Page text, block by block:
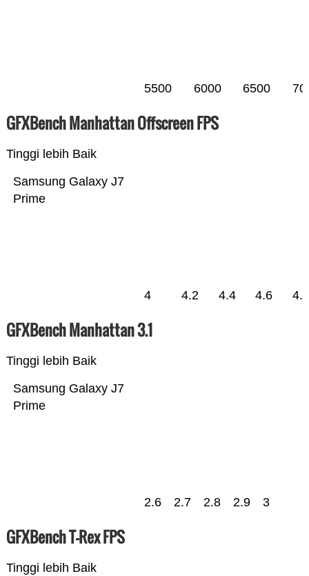
5500 6000 6500
GFXBench Manhattan Offscreen FPS
Tinggi lebih Baik
Samsung Galaxy J7
Prime
4 4.2 4.4 4.6 4.8
GFXBench Manhattan 3.1
Tinggi lebih Baik
Samsung Galaxy J7
Prime
2.6 2.7 2.8 2.9 3
GFXBench T-Rex FPS
Tinggi lebih Baik